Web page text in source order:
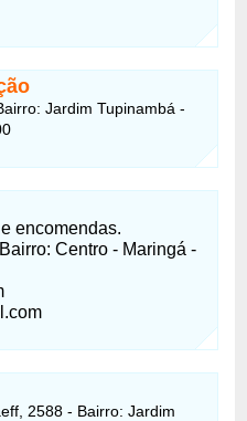
Jardim Tupinambá -
encomendas.
Centro - Maringá -
2588 - Bairro: Jardim